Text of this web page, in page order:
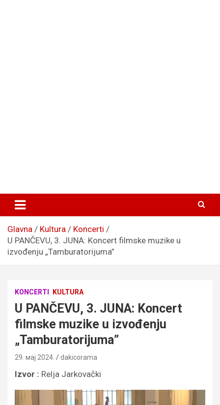
Glavna Kultura
Koncerti
U PANČEVU, 3. JUNA: Koncert filmske muzike u
izvođenju „Tamburatorijuma”
KONCERTI KULTURA
U PANČEVU, 3. JUNA: Koncert
filmske muzike u izvođenju
„Tamburatorijuma”
29. мај 2024. dakicorama
Izvor : Relja Jarkovački